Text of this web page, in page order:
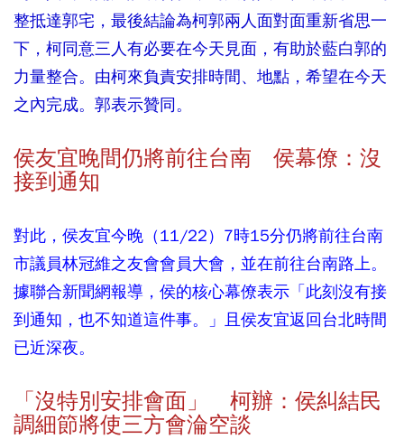
整抵達郭宅，最後結論為柯郭兩人面對面重新省思一
下，柯同意三人有必要在今天見面，有助於藍白郭的
力量整合。由柯來負責安排時間、地點，希望在今天
之內完成。郭表示贊同。
侯友宜晚間仍將前往台南 侯幕僚：沒
接到通知
對此，侯友宜今晚（11/22）7時15分仍將前往台南
市議員林冠維之友會會員大會，並在前往台南路上。
據聯合新聞網報導，侯的核心幕僚表示「此刻沒有接
到通知，也不知道這件事。」且侯友宜返回台北時間
已近深夜。
「沒特別安排會面」 柯辦：侯糾結民
調細節將使三方會淪空談